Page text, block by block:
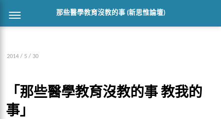
那些醫學教育沒教的事 (新思惟論壇)
2014 / 5 / 30
「那些醫學教育沒教的事 教我的
事」